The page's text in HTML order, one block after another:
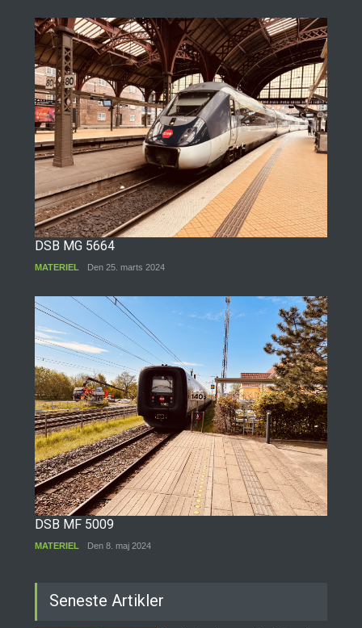
DSB MG 5664
MATERIEL Den 25. marts 2024
DSB MF 5009
MATERIEL Den 8. maj 2024
Seneste Artikler